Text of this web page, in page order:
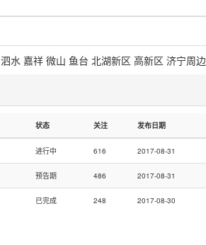
泗水 嘉祥 微山 鱼台 北湖新区 高新区 济宁周边
状态 关注 发布日期
进行中 616 2017-08-31
预告期 486 2017-08-31
已完成 248 2017-08-30